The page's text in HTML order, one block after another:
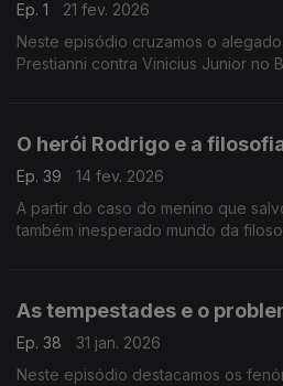
Ep. 1
21 fev. 2026
Neste episódio cruzamos o
Prestianni contra Vinicius Junior no
O herói Rodrigo e a
Ep. 39
14 fev. 2026
A partir do caso do menino que
também inesperado mundo da
As tempestades e o
Ep. 38
31 jan. 2026
Neste episódio destacamos os